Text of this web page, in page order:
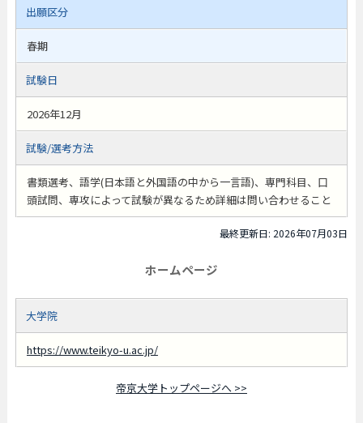
出願区分
春期
試験日
2026年12月
試験/選考方法
書類選考、語学(日本語と外国語の中から一言語)、専門科目、口
頭試問、専攻によって試験が異なるため詳細は問い合わせること
最終更新日: 2026年07月03日
ホームページ
大学院
https://www.teikyo-u.ac.jp/
帝京大学トップページへ >>